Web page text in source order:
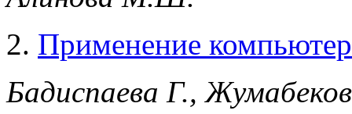
2. Применение
Бадиспаева Г.,